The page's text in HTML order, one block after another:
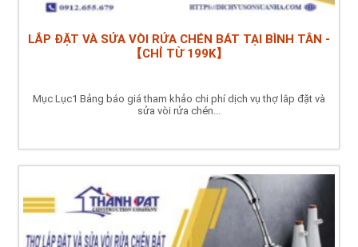
LẮP ĐẶT VÀ SỬA VÒI RỬA CHÉN BÁT TẠI BÌNH TÂN -
【CHỈ TỪ 199K】
Mục Lục1 Bảng báo giá tham khảo chi phí dịch vụ thợ lắp đặt và
sửa vòi rửa chén...